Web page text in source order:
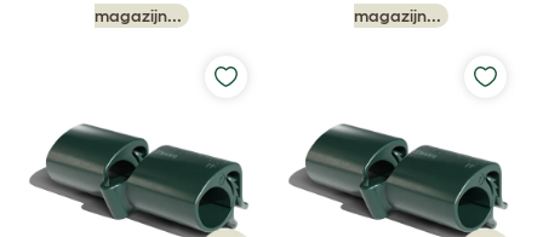
magazijn...
magazijn...